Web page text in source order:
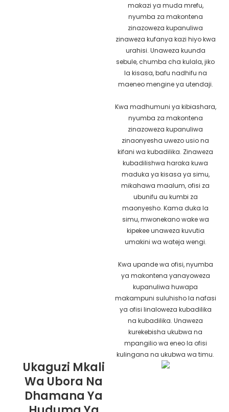
makazi ya muda mrefu,
nyumba za makontena
zinazoweza kupanuliwa
zinaweza kufanya kazi hiyo kwa
urahisi. Unaweza kuunda
sebule, chumba cha kulala, jiko
la kisasa, bafu nadhifu na
maeneo mengine ya utendaji.
Kwa madhumuni ya kibiashara,
nyumba za makontena
zinazoweza kupanuliwa
zinaonyesha uwezo usio na
kifani wa kubadilika. Zinaweza
kubadilishwa haraka kuwa
maduka ya kisasa ya simu,
mikahawa maalum, ofisi za
ubunifu au kumbi za
maonyesho. Kama duka la
simu, mwonekano wake wa
kipekee unaweza kuvutia
umakini wa wateja wengi.
Kwa upande wa ofisi, nyumba
ya makontena yanayoweza
kupanuliwa huwapa
makampuni suluhisho la nafasi
ya ofisi linaloweza kubadilika
na kubadilika. Unaweza
kurekebisha ukubwa na
mpangilio wa eneo la ofisi
kulingana na ukubwa wa timu.
Ukaguzi Mkali
Wa Ubora Na
Dhamana Ya